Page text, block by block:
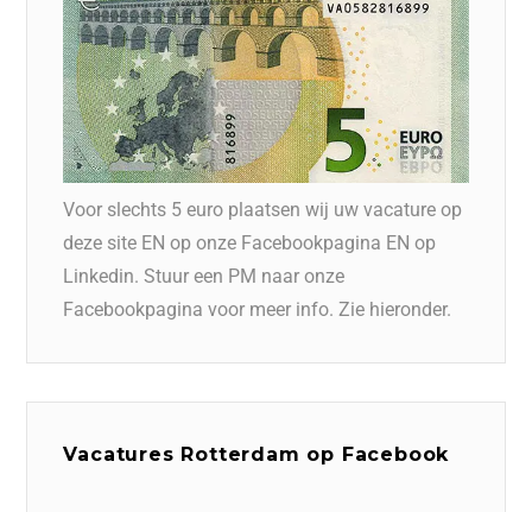
Voor slechts 5 euro plaatsen wij uw vacature op
deze site EN op onze Facebookpagina EN op
Linkedin. Stuur een PM naar onze
Facebookpagina voor meer info. Zie hieronder.
Vacatures Rotterdam op Facebook